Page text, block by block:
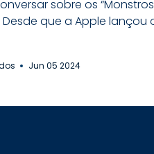
sobre os
Desde que a Apple lançou
Jun 05 2024